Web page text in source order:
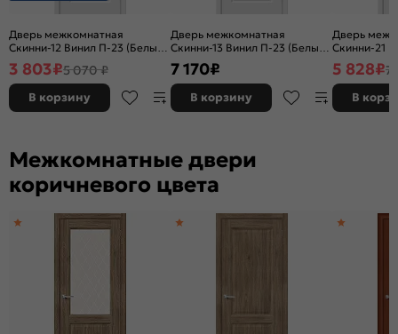
Дверь межкомнатная
Скинни-12 Винил П-23 (Белый),
глухая, скиновая
3 803₽5 070 ₽
В корзину
Дверь межкомнатная
Скинни-13 Винил П-23 (Белый),
остекленная, сатинат белый
художественный, скиновая
7 170₽
В корзину
Дверь
Скинни-21
5 828₽7
В
Межкомнатные двери
коричневого цвета